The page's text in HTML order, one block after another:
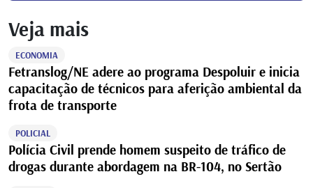
Veja mais
ECONOMIA
Fetranslog/NE adere ao programa Despoluir e inicia
capacitação de técnicos para aferição ambiental da
frota de transporte
POLICIAL
Polícia Civil prende homem suspeito de tráfico de
drogas durante abordagem na BR-104, no Sertão